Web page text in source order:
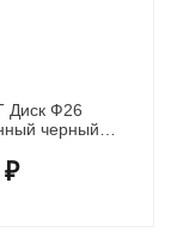
Диск Ф26
черный
₽